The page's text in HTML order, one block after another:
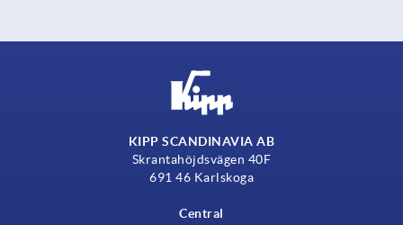
KIPP SCANDINAVIA AB
Skrantahöjdsvägen 40F
691 46 Karlskoga
Central